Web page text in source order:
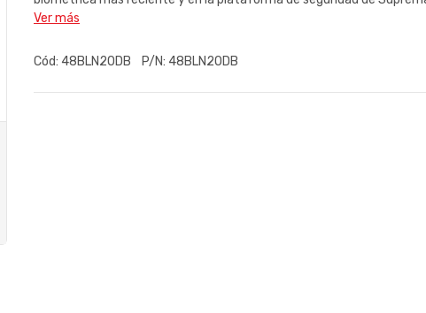
Ver más
Cód: 48BLN2ODB P/N: 48BLN2ODB